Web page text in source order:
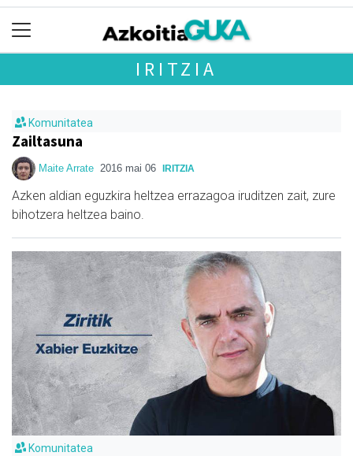
IRITZIA
Komunitatea
Zailtasuna
Maite Arrate 2016 mai 06 IRITZIA
Azken aldian eguzkira heltzea errazagoa iruditzen zait, zure
bihotzera heltzea baino.
Komunitatea